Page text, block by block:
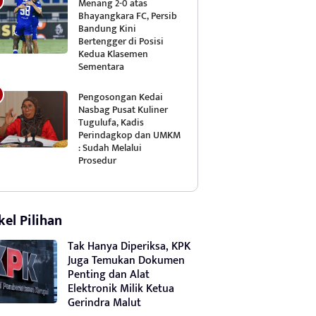
Bhayangkara FC, Persib
Bandung Kini
Bertengger di Posisi
Kedua Klasemen
Sementara
Pengosongan Kedai
Nasbag Pusat Kuliner
Tugulufa, Kadis
Perindagkop dan UMKM
: Sudah Melalui
Prosedur
Pilihan
Tak Hanya Diperiksa, KPK
Juga Temukan Dokumen
Penting dan Alat
Elektronik Milik Ketua
Gerindra Malut